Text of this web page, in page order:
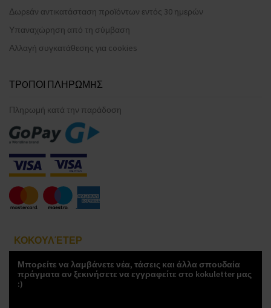
Δωρεάν αντικατάσταση προϊόντων εντός 30 ημερών
Υπαναχώρηση από τη σύμβαση
Αλλαγή συγκατάθεσης για cookies
ΤΡOΠΟΙ ΠΛΗΡΩΜHΣ
Πληρωμή κατά την παράδοση
ΚΟΚΟΥΛΈΤΕΡ
Μπορείτε να λαμβάνετε νέα, τάσεις και άλλα σπουδαία
πράγματα αν ξεκινήσετε να εγγραφείτε στο kokuletter μας
:)